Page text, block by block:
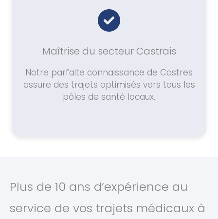
Maîtrise du secteur Castrais
Notre parfaite connaissance de Castres
assure des trajets optimisés vers tous les
pôles de santé locaux.
Plus de 10 ans d’expérience au
service de vos trajets médicaux à